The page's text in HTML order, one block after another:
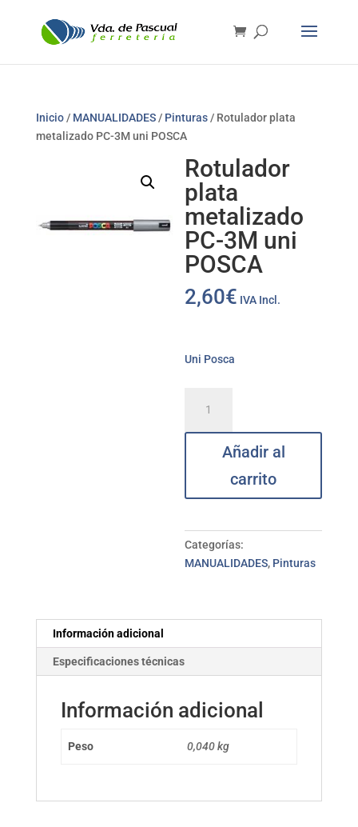
Inicio/ MANUALIDADES/ Pinturas/ Rotulador plata
metalizado PC-3M uni POSCA
Rotulador
plata
metalizado
PC-3M uni
POSCA
2,60€ IVA Incl.
Uni Posca
plata
metalizado
Añadir al
carrito
Categorías:
MANUALIDADES, Pinturas
Información adicional
Especificaciones técnicas
Información adicional
Peso 0,040 kg